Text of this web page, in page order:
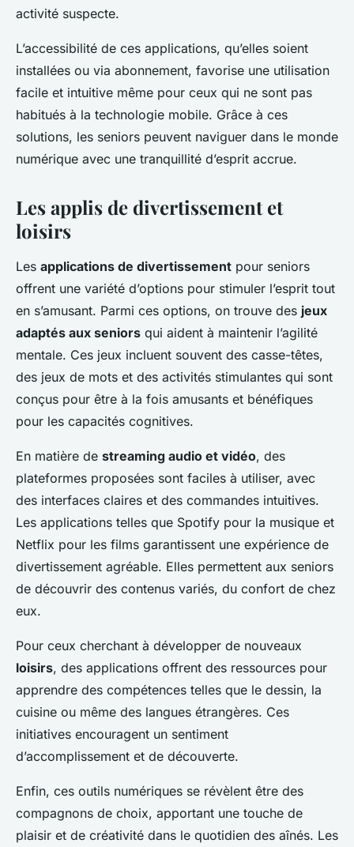
activité suspecte.
L’accessibilité de ces applications, qu’elles soient
installées ou via abonnement, favorise une utilisation
facile et intuitive même pour ceux qui ne sont pas
habitués à la technologie mobile. Grâce à ces
solutions, les seniors peuvent naviguer dans le monde
numérique avec une tranquillité d’esprit accrue.
Les applis de divertissement et
loisirs
Les applications de divertissement pour seniors
offrent une variété d’options pour stimuler l’esprit tout
en s’amusant. Parmi ces options, on trouve des jeux
adaptés aux seniors qui aident à maintenir l’agilité
mentale. Ces jeux incluent souvent des casse-têtes,
des jeux de mots et des activités stimulantes qui sont
conçus pour être à la fois amusants et bénéfiques
pour les capacités cognitives.
En matière de streaming audio et vidéo, des
plateformes proposées sont faciles à utiliser, avec
des interfaces claires et des commandes intuitives.
Les applications telles que Spotify pour la musique et
Netflix pour les films garantissent une expérience de
divertissement agréable. Elles permettent aux seniors
de découvrir des contenus variés, du confort de chez
eux.
Pour ceux cherchant à développer de nouveaux
loisirs, des applications offrent des ressources pour
apprendre des compétences telles que le dessin, la
cuisine ou même des langues étrangères. Ces
initiatives encouragent un sentiment
d’accomplissement et de découverte.
Enfin, ces outils numériques se révèlent être des
compagnons de choix, apportant une touche de
plaisir et de créativité dans le quotidien des aînés. Les